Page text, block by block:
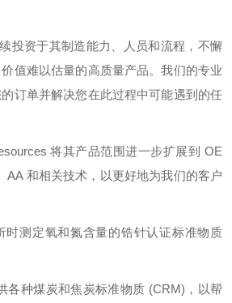
投资于其制造能力、人员和流程，不懈
值难以估量的高质量产品。我们的专业
订单并解决您在此过程中可能遇到的任
将其产品范围进一步扩展到OE
、AA 和相关技术，以更好地为我们的客户
时测定氧和氮含量的锆针认证标准物质
各种煤炭和焦炭标准物质 (CRM) ，以帮